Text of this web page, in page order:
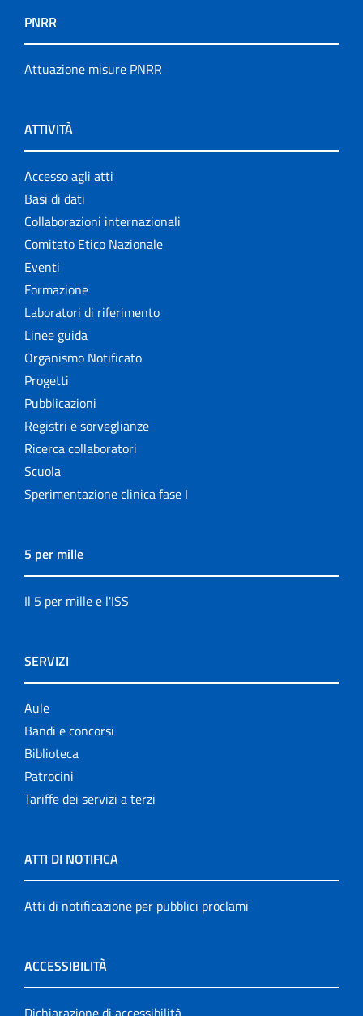
PNRR
Attuazione misure PNRR
ATTIVITÀ
Accesso agli atti
Basi di dati
Collaborazioni internazionali
Comitato Etico Nazionale
Eventi
Formazione
Laboratori di riferimento
Linee guida
Organismo Notificato
Progetti
Pubblicazioni
Registri e sorveglianze
Ricerca collaboratori
Scuola
Sperimentazione clinica fase I
5 per mille
Il 5 per mille e l'ISS
SERVIZI
Aule
Bandi e concorsi
Biblioteca
Patrocini
Tariffe dei servizi a terzi
ATTI DI NOTIFICA
Atti di notificazione per pubblici proclami
ACCESSIBILITÀ